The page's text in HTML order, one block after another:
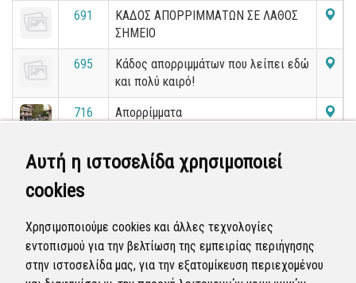
Αυτή η ιστοσελίδα χρησιμοποιεί
cookies
Χρησιμοποιούμε cookies και άλλες τεχνολογίες
εντοπισμού για την βελτίωση της εμπειρίας περιήγησης
στην ιστοσελίδα μας, για την εξατομίκευση περιεχομένου
691
ΚΑΔΟΣ ΑΠΟΡΡΙΜΜΑΤΩΝ ΣΕ ΛΑΘΟΣ
ΣΗΜΕΙΟ
695
Κάδος απορριμμάτων που λείπει εδώ
και πολύ καιρό!
716 Απορρίμματα
746 Κάδος σκουπιδιών
κανονικό απορριμματοφόρο μαζί με
κανονικά σκουπίδια